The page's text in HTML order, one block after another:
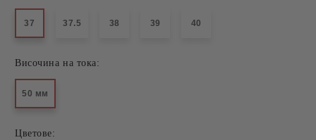
37 37.5 38 39 40
Височина на тока:
50 мм
Цветове: